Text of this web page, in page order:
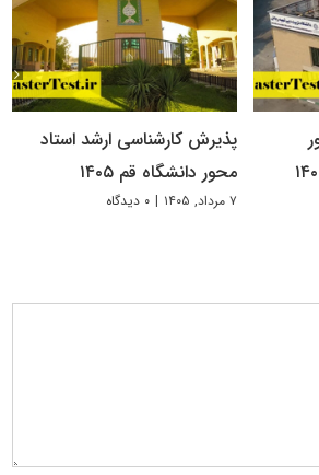
پذیرش کارشناسی ارشد استاد
محور دانشگاه قم ۱۴۰۵
۷ مرداد, ۱۴۰۵ | ۰ دیدگاه